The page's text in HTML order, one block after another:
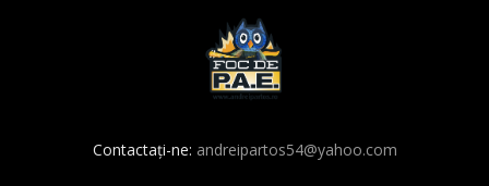
Contactați-ne: andreipartos54@yahoo.com